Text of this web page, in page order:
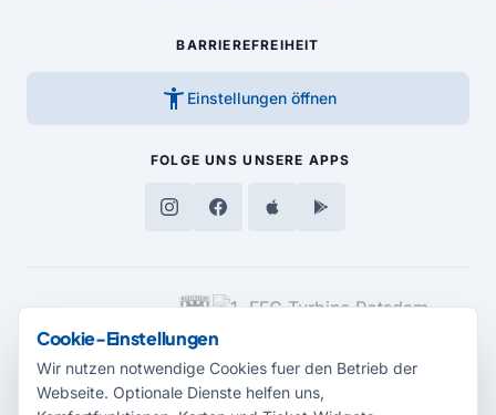
BARRIEREFREIHEIT
accessibility_new Einstellungen öffnen
FOLGE UNS UNSERE APPS
MEDIENPARTNER
Cookie-Einstellungen
Wir nutzen notwendige Cookies fuer den Betrieb der
Webseite. Optionale Dienste helfen uns,